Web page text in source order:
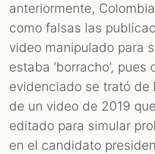
anteriormente,
como falsas las
video manipulado para
estaba ‘borracho’, pues
evidenciado se trató de
de un video de 2019
editado para simular
en el candidato